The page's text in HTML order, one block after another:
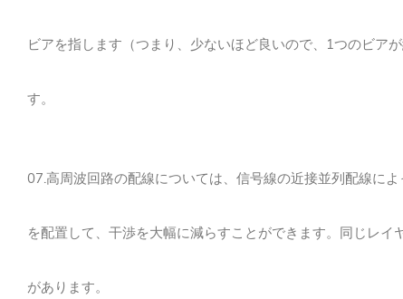
ビアを指します（つまり、少ないほど良いので、1つのビア
す。
07.高周波回路の配線については、信号線の近接並列配線に
を配置して、干渉を大幅に減らすことができます。 同じレイ
があります。